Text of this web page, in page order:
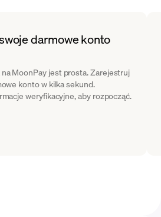
darmowe konto
MoonPay jest prosta. Zarejestruj
konto w kilka sekund.
weryfikacyjne, aby rozpocząć.